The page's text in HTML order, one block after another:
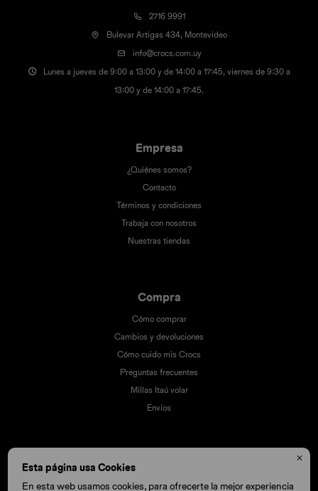

Esta página usa Cookies
En esta web usamos cookies, para ofrecerte la mejor experiencia
2716 9991
Bulevar Artigas 434, Montevideo
info@crocs.com.uy
Lunes a jueves de 9:00 a 13:00 y de 14:00 a 17:45, viernes de 9:30 a
13:00 y de 14:00 a 17:45.
Empresa
¿Quiénes somos?
Contacto
Términos y condiciones
Trabaja con nosotros
Nuestras tiendas
Compra
Cómo comprar
Cambios y devoluciones
Cómo cuido mis Crocs
Preguntas frecuentes
Millas Itaú volar
Envíos